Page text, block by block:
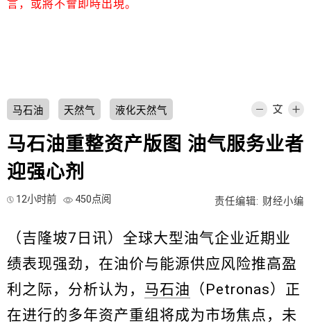
言，或將不會即時出現。
马石油 天然气 液化天然气
马石油重整资产版图 油气服务业者
迎强心剂
12小时前 450点阅 责任编辑: 财经小编
（吉隆坡7日讯）全球大型油气企业近期业
绩表现强劲，在油价与能源供应风险推高盈
利之际，分析认为， 马石油 （Petronas）正
在进行的多年资产重组将成为市场焦点，未